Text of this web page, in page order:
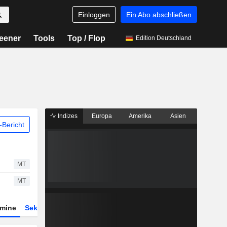
Einloggen Ein Abo abschließen
Tools Top / Flop Edition Deutschland
Bericht
MT
MT
Sektor
Indizes Europa Amerika Asien